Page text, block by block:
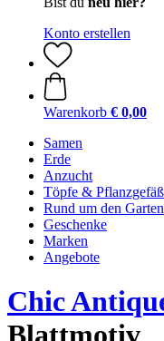
Konto erstellen
Warenkorb € 0,00
Samen
Erde
Anzucht
Töpfe &
Rund um den Garten
Geschenke
Marken
Angebote
Chic